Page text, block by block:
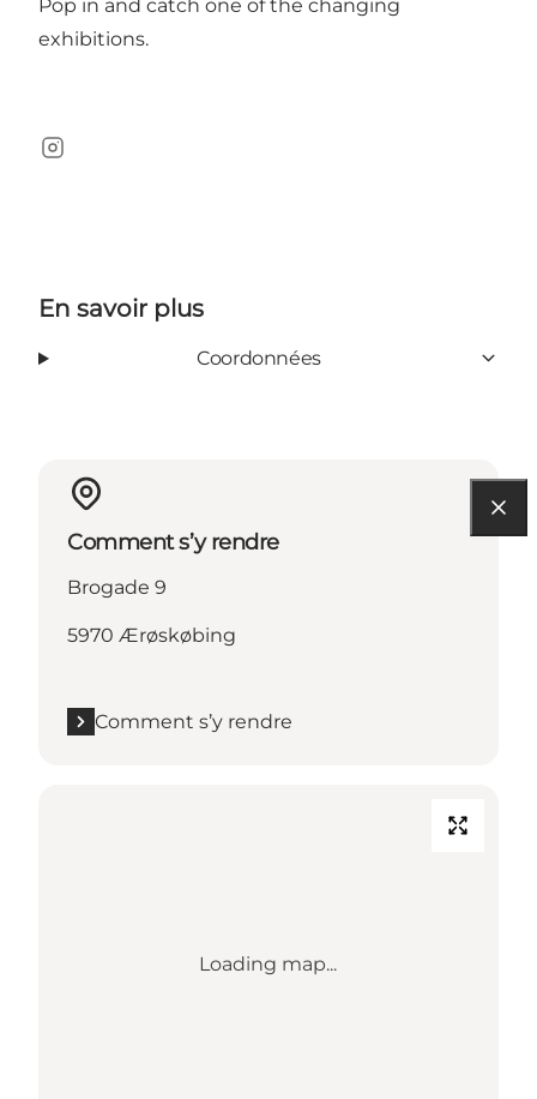
Pop in and catch one of the changing
exhibitions.
Instagram
En savoir plus
Coordonnées
Comment s’y rendre
Brogade 9
5970 Ærøskøbing
Comment s’y rendre
Loading map...